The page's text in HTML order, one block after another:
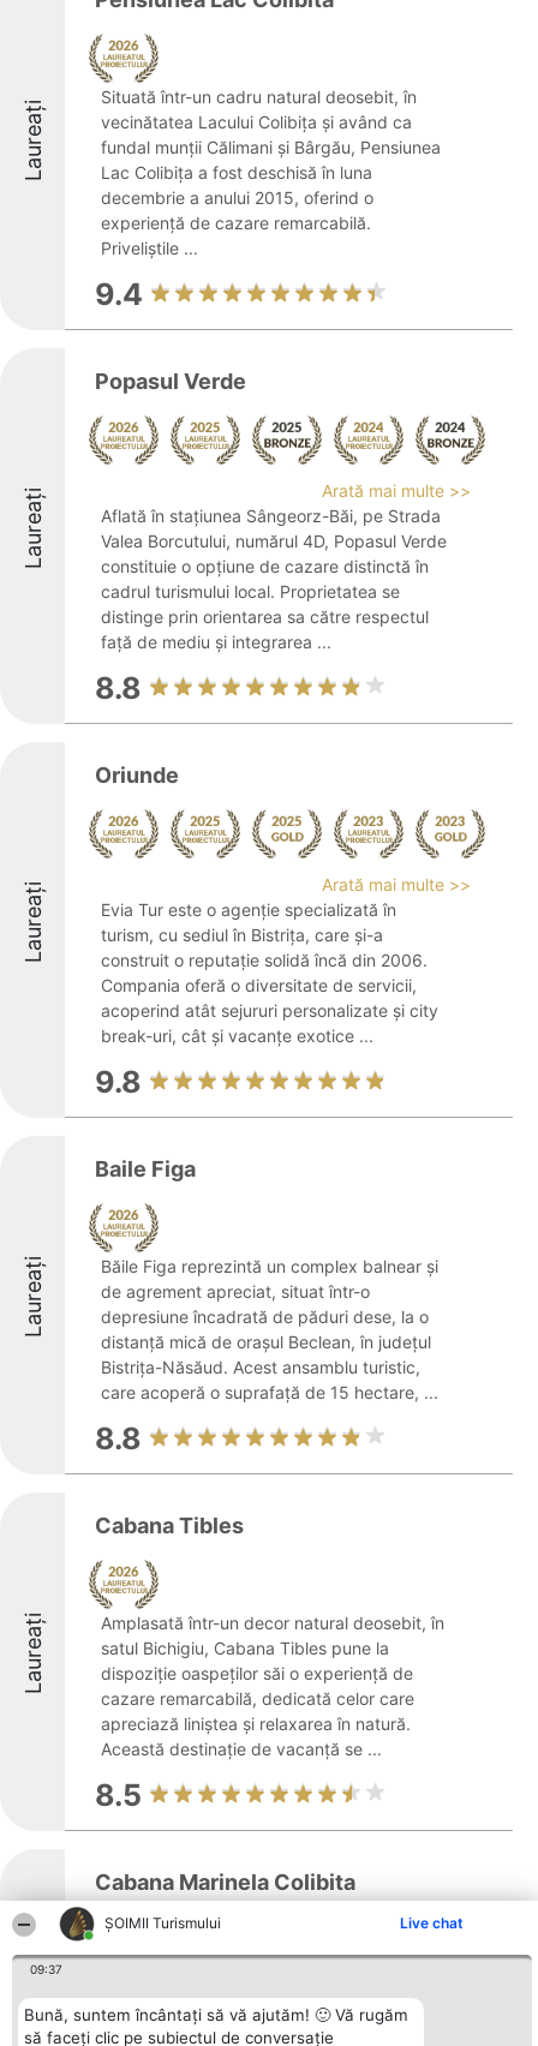
ȘOIMII Turismului Live chat
09:37
Bună, suntem încântați să vă ajutăm! 🙂 Vă rugăm
să faceți clic pe subiectul de conversație
Laureați
Situată într-un cadru natural deosebit, în
vecinătatea Lacului Colibița și având ca
fundal munții Călimani și Bârgău, Pensiunea
Lac Colibița a fost deschisă în luna
decembrie a anului 2015, oferind o
experiență de cazare remarcabilă.
Priveliștile ...
9.4
Laureați
Popasul Verde
Arată mai multe >>
Aflată în stațiunea Sângeorz-Băi, pe Strada
Valea Borcutului, numărul 4D, Popasul Verde
constituie o opțiune de cazare distinctă în
cadrul turismului local. Proprietatea se
distinge prin orientarea sa către respectul
față de mediu și integrarea ...
8.8
Laureați
Oriunde
Arată mai multe >>
Evia Tur este o agenție specializată în
turism, cu sediul în Bistrița, care și-a
construit o reputație solidă încă din 2006.
Compania oferă o diversitate de servicii,
acoperind atât sejururi personalizate și city
break-uri, cât și vacanțe exotice ...
9.8
Laureați
Baile Figa
Băile Figa reprezintă un complex balnear și
de agrement apreciat, situat într-o
depresiune încadrată de păduri dese, la o
distanță mică de orașul Beclean, în județul
Bistrița-Năsăud. Acest ansamblu turistic,
care acoperă o suprafață de 15 hectare, ...
8.8
Laureați
Cabana Tibles
Amplasată într-un decor natural deosebit, în
satul Bichigiu, Cabana Tibles pune la
dispoziție oaspeților săi o experiență de
cazare remarcabilă, dedicată celor care
apreciază liniștea și relaxarea în natură.
Această destinație de vacanță se ...
8.5
Laureați
Cabana Marinela Colibita
Așezată într-un cadru natural pitoresc, pe
malul lacului Colibița, Cabana Marinela